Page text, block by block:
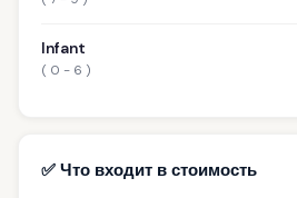
Infant
( 0 - 6 )
✅ Что входит в стоимость